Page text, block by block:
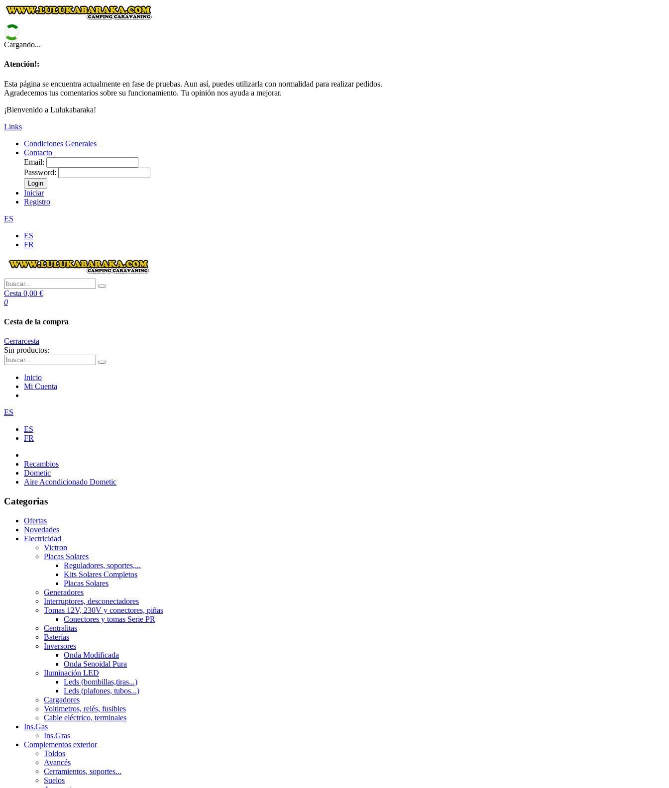
Cargando...
Atención!:
Esta página se encuentra actualmente en fase de pruebas. Aun así, puedes utilizarla con normalidad para realizar pedidos.
Agradecemos tus comentarios sobre su funcionamiento. Tu opinión nos ayuda a mejorar.
¡Bienvenido a Lulukabaraka!
Links
Condiciones Generales
Contacto
Email:
Password:
Login
Iniciar
Registro
ES
ES
FR
Cesta 0,00 €
0
Cesta de la compra
Cerrarcesta
Sin productos:
Inicio
Mi Cuenta
ES
ES
FR
Recambios
Dometic
Aire Acondicionado Dometic
Categorias
Ofertas
Novedades
Electricidad
Victron
Placas Solares
Reguladores, soportes,...
Kits Solares Completos
Placas Solares
Generadores
Interruptores, desconectadores
Tomas 12V, 230V y conectores, piñas
Conectores y tomas Serie PR
Centralitas
Baterías
Inversores
Onda Modificada
Onda Senoidal Pura
Iluminación LED
Leds (bombillas,tiras...)
Leds (plafones, tubos...)
Cargadores
Voltimetros, relés, fusibles
Cable eléctrico, terminales
Ins.Gas
Ins.Gras
Complementos exterior
Toldos
Avancés
Cerramientos, soportes...
Suelos